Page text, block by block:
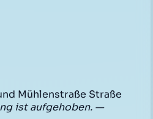
Mühlenstraße Straße
ist aufgehoben. —